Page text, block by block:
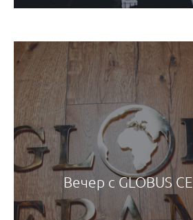
Вечер с GLOBUS